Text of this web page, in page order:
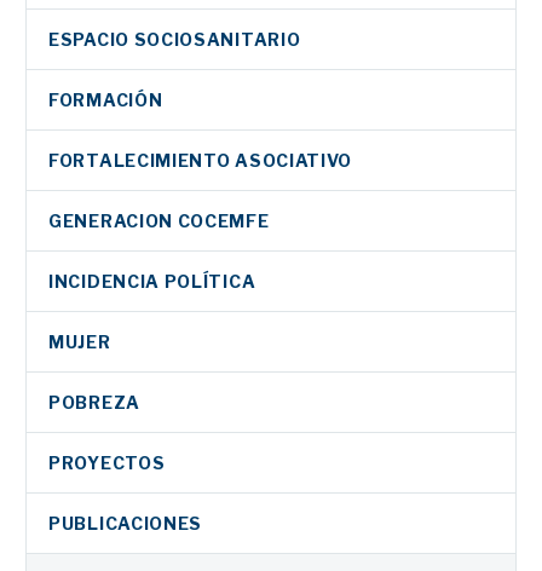
ESPACIO SOCIOSANITARIO
FORMACIÓN
FORTALECIMIENTO ASOCIATIVO
GENERACION COCEMFE
INCIDENCIA POLÍTICA
MUJER
POBREZA
PROYECTOS
PUBLICACIONES